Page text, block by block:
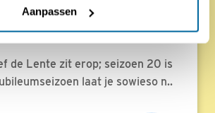
Aanpassen
Lente: de vele
de Lente zit erop; seizoen 20 is
laat je sowieso n..